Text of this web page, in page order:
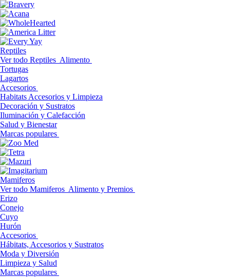
Reptiles
Ver todo Reptiles Alimento
Tortugas
Lagartos
Accesorios
Habitats Accesorios y Limpieza
Decoración y Sustratos
Iluminación y Calefacción
Salud y Bienestar
Marcas populares
Mamiferos
Ver todo Mamiferos Alimento y Premios
Erizo
Conejo
Cuyo
Hurón
Accesorios
Hábitats, Accesorios y Sustratos
Moda y Diversión
Limpieza y Salud
Marcas populares